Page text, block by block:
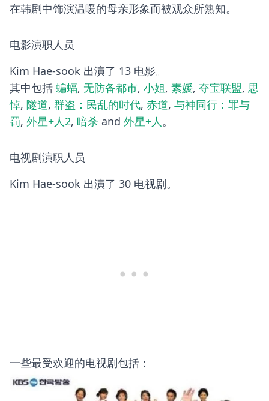
在韩剧中饰演温暖的母亲形象而被观众所熟知。
电影演职人员
Kim Hae-sook 出演了 13 电影。
其中包括 蝙蝠, 无防备都市, 小姐, 素媛, 夺宝联盟, 思
悼, 隧道, 群盗：民乱的时代, 赤道, 与神同行：罪与
罚, 外星+人2, 暗杀 and 外星+人。
电视剧演职人员
Kim Hae-sook 出演了 30 电视剧。
一些最受欢迎的电视剧包括：